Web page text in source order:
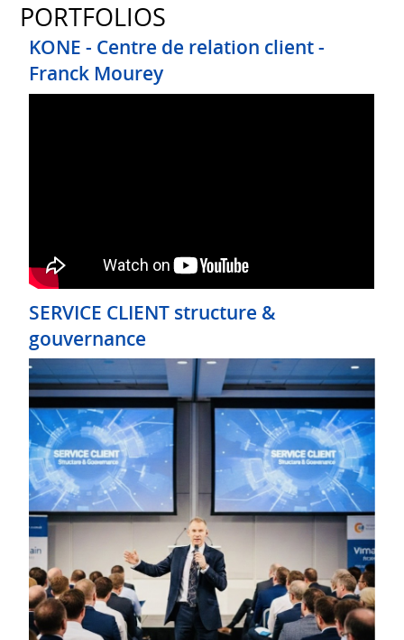
PORTFOLIOS
KONE - Centre de relation client -
Franck Mourey
SERVICE CLIENT structure &
gouvernance